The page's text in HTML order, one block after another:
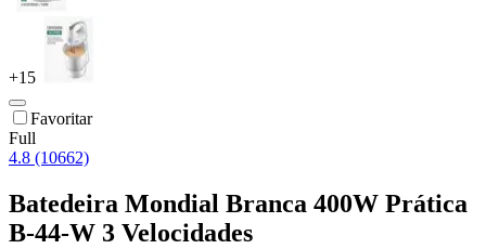
+15
Favoritar
Full
4.8 (10662)
Batedeira Mondial Branca 400W Prática
B-44-W 3 Velocidades